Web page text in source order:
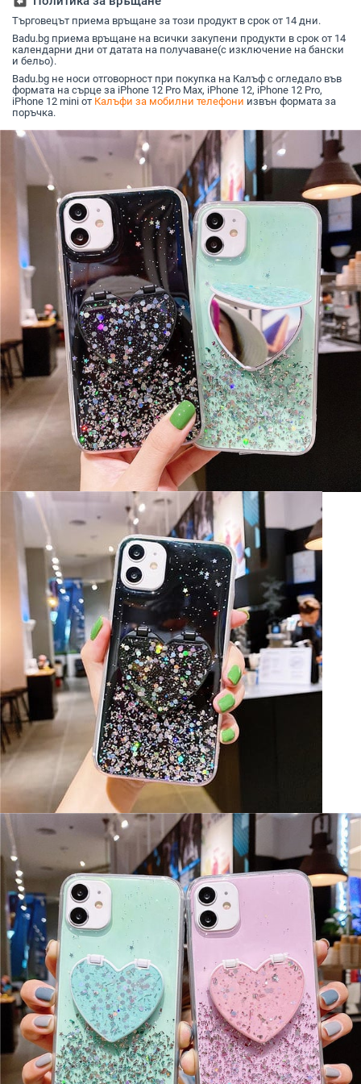
Търговецът приема връщане за този продукт в срок от 14 дни.
Badu.bg приема връщане на всички закупени продукти в срок от 14
календарни дни от датата на получаване(с изключение на бански
и бельо).
Badu.bg не носи отговорност при покупка на Калъф с огледало във
формата на сърце за iPhone 12 Pro Max, iPhone 12, iPhone 12 Pro,
iPhone 12 mini от Калъфи за мобилни телефони извън формата за
поръчка.